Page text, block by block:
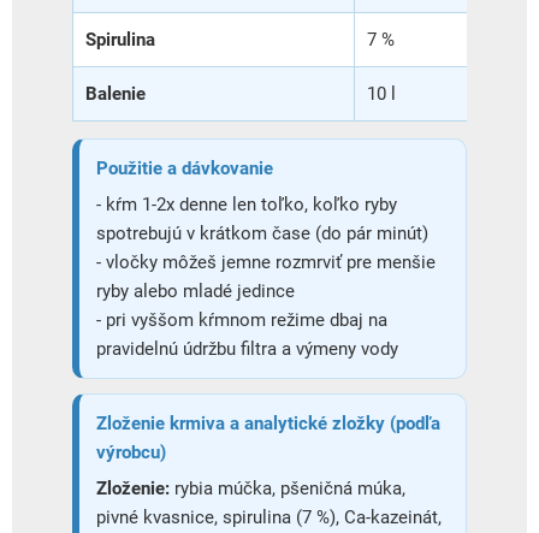
Spirulina 7 %
Balenie 10 l
Použitie a dávkovanie
- kŕm 1-2x denne len toľko, koľko ryby
spotrebujú v krátkom čase (do pár minút)
- vločky môžeš jemne rozmrviť pre menšie
ryby alebo mladé jedince
- pri vyššom kŕmnom režime dbaj na
pravidelnú údržbu filtra a výmeny vody
Zloženie krmiva a analytické zložky (podľa
výrobcu)
Zloženie: rybia múčka, pšeničná múka,
pivné kvasnice, spirulina (7 %), Ca-kazeinát,